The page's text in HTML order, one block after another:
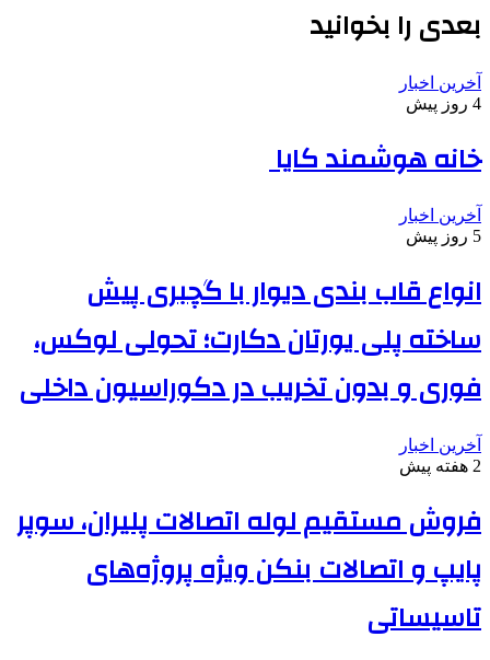
بعدی را بخوانید
آخرین اخبار
4 روز پیش
خانه هوشمند کایا
آخرین اخبار
5 روز پیش
انواع قاب بندی دیوار با گچبری پیش
ساخته پلی یورتان دکارت؛ تحولی لوکس،
فوری و بدون تخریب در دکوراسیون داخلی
آخرین اخبار
2 هفته پیش
فروش مستقیم لوله اتصالات پلیران، سوپر
پایپ و اتصالات بنکن ویژه پروژه‌های
تاسیساتی